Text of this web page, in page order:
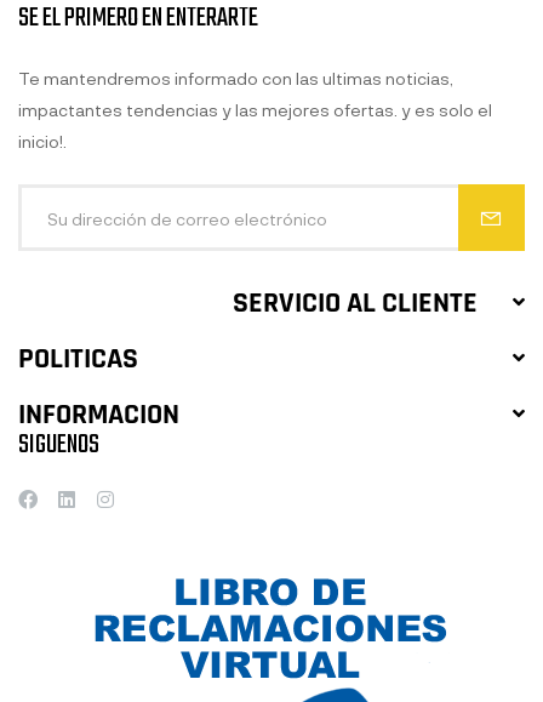
SERVICIO AL CLIENTE
POLITICAS
INFORMACION
SE EL PRIMERO EN ENTERARTE
Te mantendremos informado con las ultimas noticias,
impactantes tendencias y las mejores ofertas. y es solo el
inicio!.
SIGUENOS